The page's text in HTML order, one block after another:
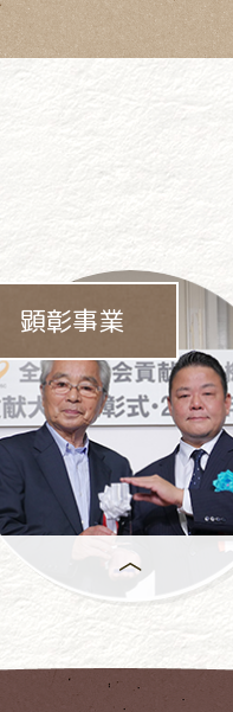
顕彰事業
もっとも優れた活動には、
「社会貢献大賞」が